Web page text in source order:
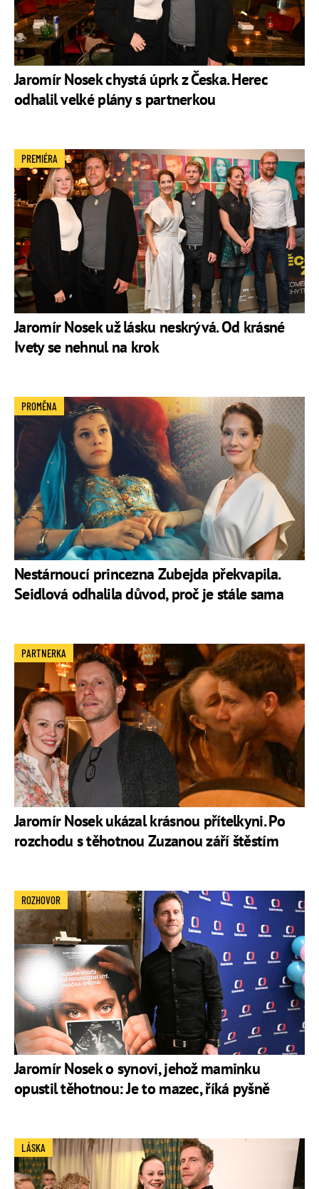
Jaromír Nosek chystá úprk z Česka. Herec
odhalil velké plány s partnerkou
Jaromír Nosek už lásku neskrývá. Od krásné
Ivety se nehnul na krok
PREMIÉRA
Nestárnoucí princezna Zubejda překvapila.
Seidlová odhalila důvod, proč je stále sama
PROMĚNA
Jaromír Nosek ukázal krásnou přítelkyni. Po
rozchodu s těhotnou Zuzanou září štěstím
PARTNERKA
Jaromír Nosek o synovi, jehož maminku
opustil těhotnou: Je to mazec, říká pyšně
ROZHOVOR
LÁSKA